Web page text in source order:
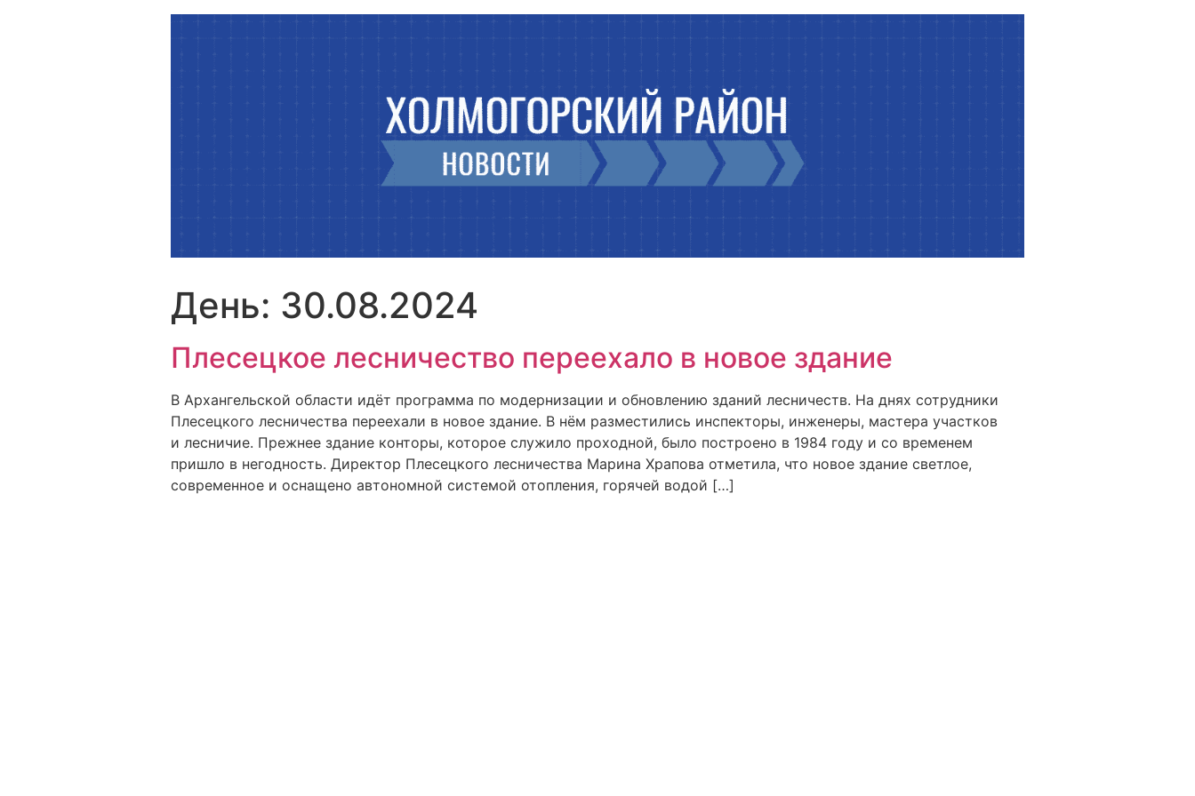
День: 30.08.2024
Плесецкое лесничество переехало в новое здание
В Архангельской области идёт программа по модернизации и обновлению зданий лесничеств. На днях сотрудники
Плесецкого лесничества переехали в новое здание. В нём разместились инспекторы, инженеры, мастера участков
и лесничие. Прежнее здание конторы, которое служило проходной, было построено в 1984 году и со временем
пришло в негодность. Директор Плесецкого лесничества Марина Храпова отметила, что новое здание светлое,
современное и оснащено автономной системой отопления, горячей водой […]